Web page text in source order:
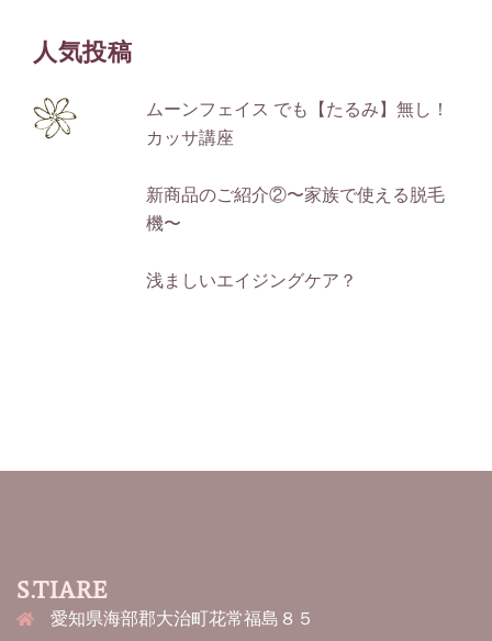
ゴ
リ
ー
人気投稿
ムーンフェイス でも【たるみ】無し！
カッサ講座
新商品のご紹介②〜家族で使える脱毛
機〜
浅ましいエイジングケア？
S.TIARE
愛知県海部郡大治町花常福島８５